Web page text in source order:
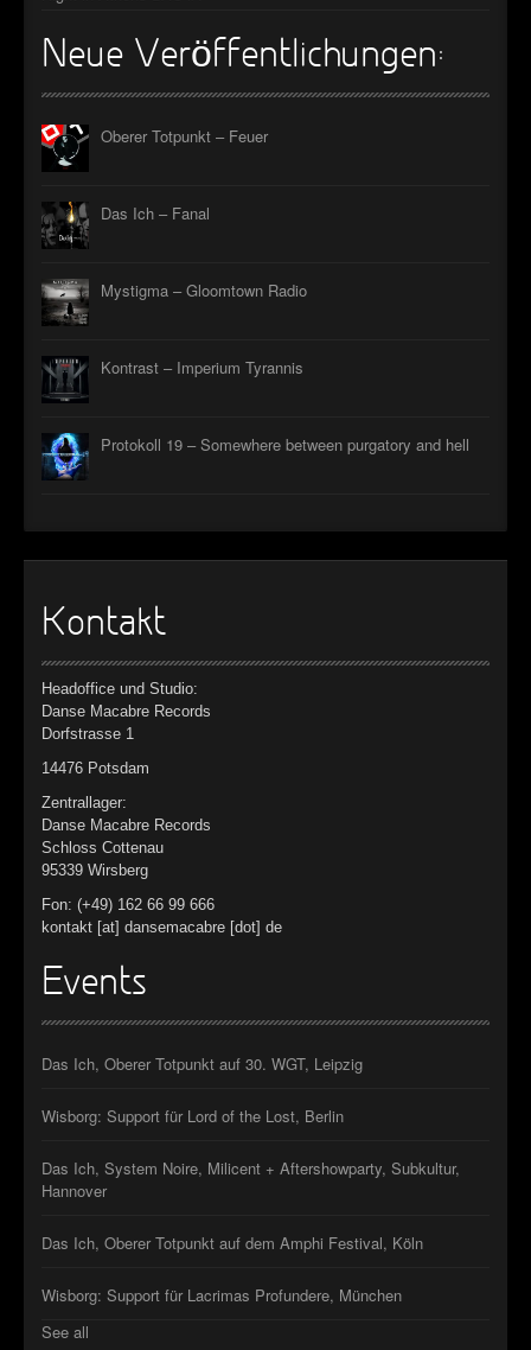
Neue Veröffentlichungen:
Oberer Totpunkt – Feuer
Das Ich – Fanal
Mystigma – Gloomtown Radio
Kontrast – Imperium Tyrannis
Protokoll 19 – Somewhere between purgatory and hell
Kontakt
Headoffice und Studio:
Danse Macabre Records
Dorfstrasse 1
14476 Potsdam
Zentrallager:
Danse Macabre Records
Schloss Cottenau
95339 Wirsberg
Fon: (+49) 162 66 99 666
kontakt [at] dansemacabre [dot] de
Events
Das Ich, Oberer Totpunkt auf 30. WGT, Leipzig
Wisborg: Support für Lord of the Lost, Berlin
Das Ich, System Noire, Milicent + Aftershowparty, Subkultur,
Hannover
Das Ich, Oberer Totpunkt auf dem Amphi Festival, Köln
Wisborg: Support für Lacrimas Profundere, München
See all